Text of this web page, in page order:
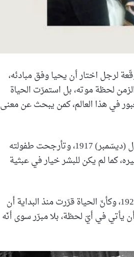
(مارس) 1977 سوى نهاية متوقّعة لرجل اختار أن يحيا وفق مبادئه،
لحظة موته، بل استمرّت الحياة
في هذا العالم، كمن يبحث عن معنى
ولد كمال جنبلاط في بلدة المختارة في السادس من كانون الأول (ديسّمبر) 1917، وتأرجحت طفولته
كما لم يكن للبشر خيار في عبثية
فقدَ كمال والده فؤاد جنبلاط في حادثة اغتيال حصلت العام 1921، وكأنّ الحياة قرّرت منذ البداية أن
يأتي في أيّ لحظة، بلا مبرّر سوى أنّه